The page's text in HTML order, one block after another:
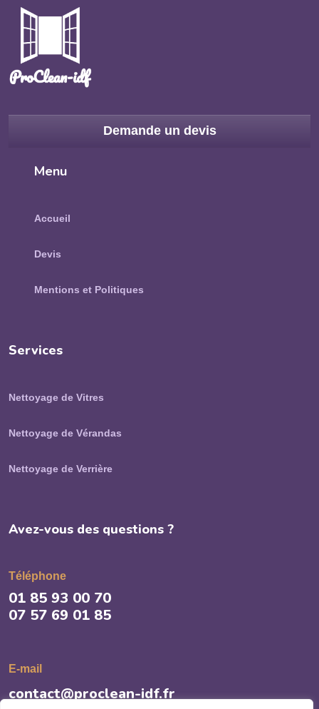
Demande un devis
Menu
Accueil
Devis
Mentions et Politiques
Services
Nettoyage de Vitres
Nettoyage de Vérandas
Nettoyage de Verrière
Avez-vous des questions ?
Téléphone
01 85 93 00 70
07 57 69 01 85
E-mail
contact@proclean-idf.fr